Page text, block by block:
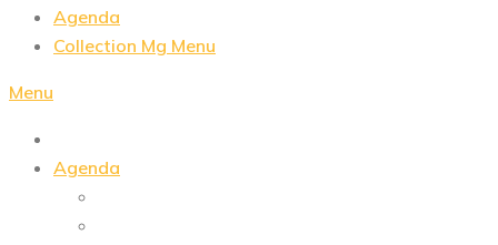
Agenda
Collection Mg Menu
Menu
Agenda